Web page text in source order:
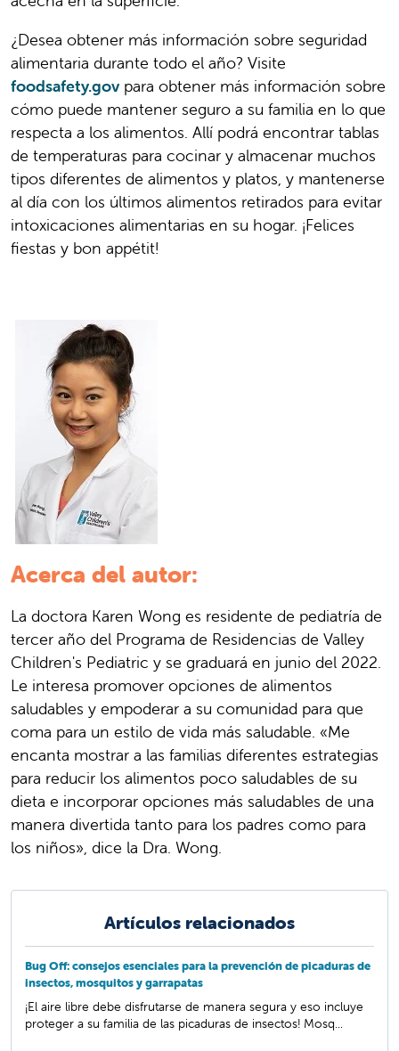
¿Desea obtener más información sobre seguridad
alimentaria durante todo el año? Visite
foodsafety.gov para obtener más información sobre
cómo puede mantener seguro a su familia en lo que
respecta a los alimentos. Allí podrá encontrar tablas
de temperaturas para cocinar y almacenar muchos
tipos diferentes de alimentos y platos, y mantenerse
al día con los últimos alimentos retirados para evitar
intoxicaciones alimentarias en su hogar. ¡Felices
fiestas y bon appétit!
Acerca del autor:
La doctora Karen Wong es residente de pediatría de
tercer año del Programa de Residencias de Valley
Children's Pediatric y se graduará en junio del 2022.
Le interesa promover opciones de alimentos
saludables y empoderar a su comunidad para que
coma para un estilo de vida más saludable. «Me
encanta mostrar a las familias diferentes estrategias
para reducir los alimentos poco saludables de su
dieta e incorporar opciones más saludables de una
manera divertida tanto para los padres como para
los niños», dice la Dra. Wong.
Artículos relacionados
Bug Off: consejos esenciales para la prevención de picaduras de
insectos, mosquitos y garrapatas
¡El aire libre debe disfrutarse de manera segura y eso incluye
proteger a su familia de las picaduras de insectos! Mosq...